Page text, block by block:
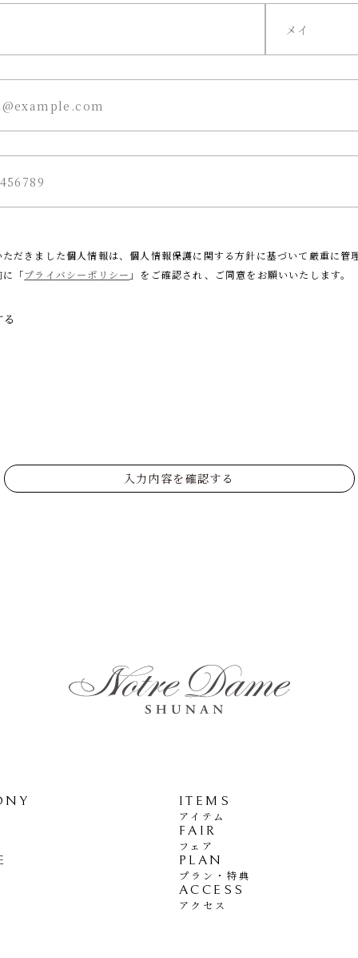
ただきました個人情報は、個人情報保護に関する方針に基づいて厳重に管
「プライバシーポリシー 」をご確認され、 ご同意をお願いいたします。
入力内容を確認する
ITEMS
アイテム
FAIR
フェア
PLAN
プラン・特典
ACCESS
アクセス